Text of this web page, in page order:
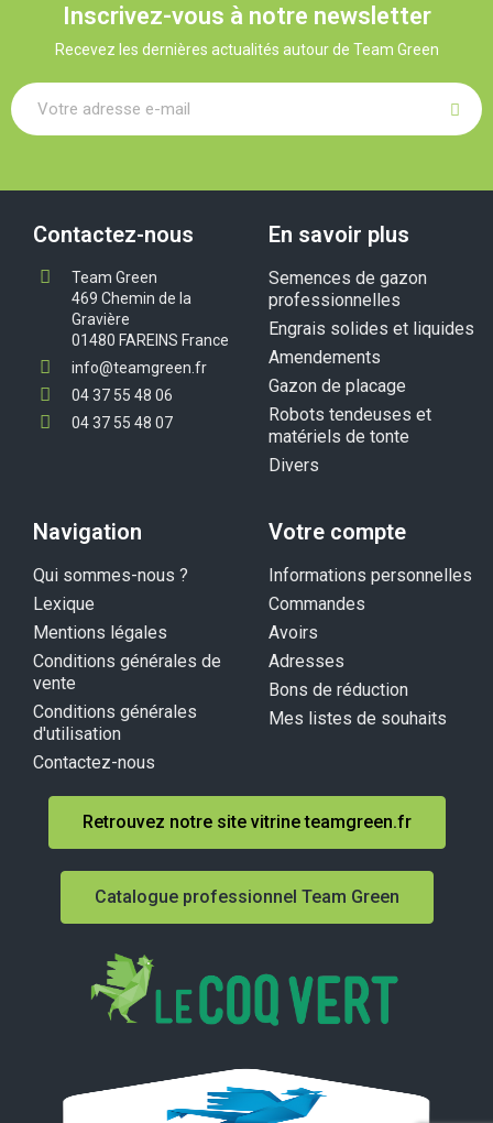
Inscrivez-vous à notre newsletter
Recevez les dernières actualités autour de Team Green
Contactez-nous
Team Green
469 Chemin de la
Gravière
01480 FAREINS France
info@teamgreen.fr
04 37 55 48 06
04 37 55 48 07
En savoir plus
Semences de gazon
professionnelles
Engrais solides et liquides
Amendements
Gazon de placage
Robots tendeuses et
matériels de tonte
Divers
Navigation
Qui sommes-nous ?
Lexique
Mentions légales
Conditions générales de
vente
Conditions générales
d'utilisation
Contactez-nous
Votre compte
Informations personnelles
Commandes
Avoirs
Adresses
Bons de réduction
Mes listes de souhaits
Retrouvez notre site vitrine teamgreen.fr
Catalogue professionnel Team Green